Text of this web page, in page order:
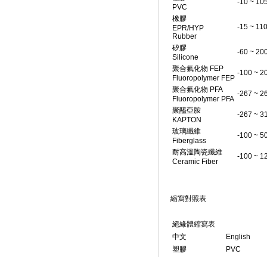
PVC
-10 ~
橡膠
EPR/HYP
Rubber
-15 ~ 110
矽膠
Silicone
-60 ~
聚合氟化物 FEP
Fluoropolymer FEP
-100 ~
聚合氟化物 PFA
Fluoropolymer PFA
-267 ~
聚醯亞胺
KAPTON
-267 ~
玻璃纖維
Fiberglass
-100 ~
耐高溫陶瓷纖維
Ceramic Fiber
-100 ~
縮寫對照表
絕緣體縮寫表
中文
English
塑膠
PVC